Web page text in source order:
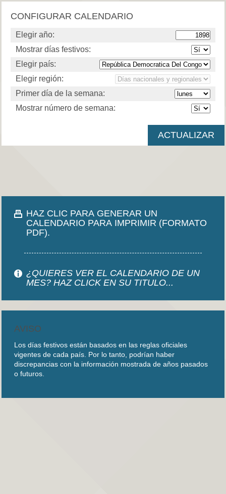
CONFIGURAR CALENDARIO
Elegir año:
Mostrar días festivos:
Elegir país:
Elegir región:
Primer día de la semana:
Mostrar número de semana:
HAZ CLIC PARA GENERAR UN
CALENDARIO PARA IMPRIMIR (FORMATO
PDF).
¿QUIERES VER EL CALENDARIO DE UN
MES? HAZ CLICK EN SU TITULO...
AVISO
Los días festivos están basados en las reglas oficiales
vigentes de cada país. Por lo tanto, podrían haber
discrepancias con la información mostrada de años pasados
o futuros.